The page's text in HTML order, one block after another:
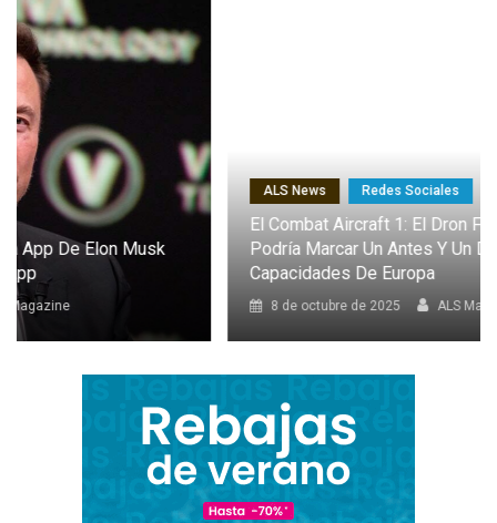
ALS News Redes Sociales
El Combat Aircraft 1: El Dron Furtivo Con IA Que
Podría Marcar Un Antes Y Un Después En Las
Capacidades De Europa
8 de octubre de 2025 ALS Magazine